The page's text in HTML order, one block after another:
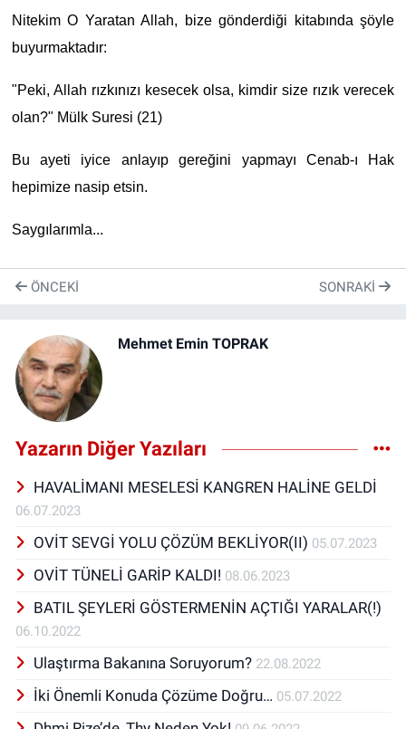
Nitekim O Yaratan Allah, bize gönderdiği kitabında şöyle
buyurmaktadır:
"Peki, Allah rızkınızı kesecek olsa, kimdir size rızık verecek
olan?" Mülk Suresi (21)
Bu ayeti iyice anlayıp gereğini yapmayı Cenab-ı Hak
hepimize nasip etsin.
Saygılarımla...
ÖNCEKI SONRAKI
Mehmet Emin TOPRAK
Yazarın Diğer Yazıları
HAVALİMANI MESELESİ KANGREN HALİNE GELDİ
06.07.2023
OVİT SEVGİ YOLU ÇÖZÜM BEKLİYOR(II) 05.07.2023
OVİT TÜNELİ GARİP KALDI! 08.06.2023
BATIL ŞEYLERİ GÖSTERMENİN AÇTIĞI YARALAR(!)
06.10.2022
Ulaştırma Bakanına Soruyorum? 22.08.2022
İki Önemli Konuda Çözüme Doğru… 05.07.2022